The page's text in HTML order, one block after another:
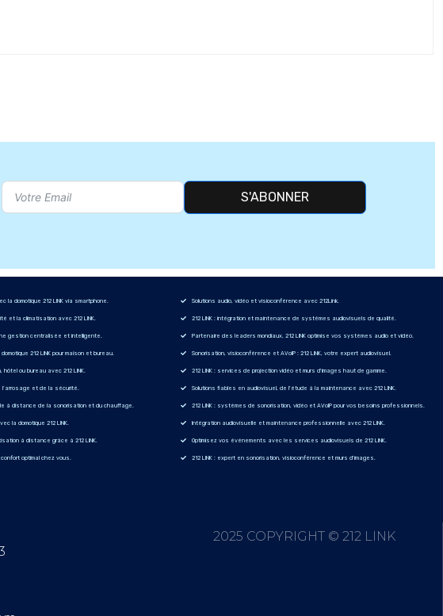
S'ABONNER
la domotique 212 LINK via smartphone.
et la climatisation avec 212 LINK.
gestion centralisée et intelligente.
212 LINK pour maison et bureau.
ou bureau avec 212 LINK.
l’arrosage et de la sécurité.
à distance de la sonorisation et du chauffage.
la domotique 212 LINK.
à distance grâce à 212 LINK.
confort optimal chez vous.
Solutions audio, vidéo et visioconférence avec 212Link.
212 LINK : intégration et maintenance de systèmes audiovisuels de qualité.
Partenaire des leaders mondiaux, 212 LINK optimise vos systèmes audio et vidéo.
Sonorisation, visioconférence et AVoIP : 212 LINK, votre expert audiovisuel.
212 LINK : services de projection vidéo et murs d'images haut de gamme.
Solutions fiables en audiovisuel, de l'étude à la maintenance avec 212 LINK.
212 LINK : systèmes de sonorisation, vidéo et AVoIP pour vos besoins professionnels.
Intégration audiovisuelle et maintenance professionnelle avec 212 LINK.
Optimisez vos événements avec les services audiovisuels de 212 LINK.
212 LINK : expert en sonorisation, visioconférence et murs d'images.
2025 COPYRIGHT © 212 LINK